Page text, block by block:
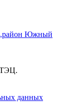
Южный
ТЭЦ.
данных